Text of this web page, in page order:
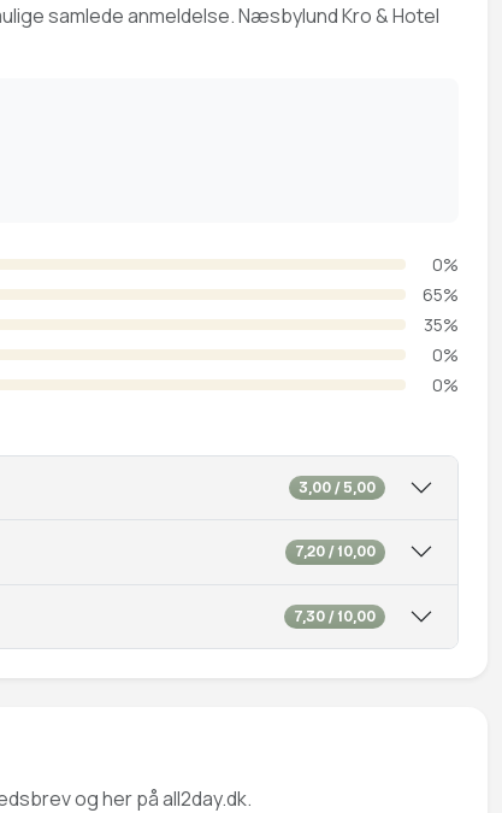
samlede anmeldelse. Næsbylund Kro & Hotel
0%
65%
35%
0%
0%
3,00 / 5,00
7,20 / 10,00
7,30 / 10,00
og her på all2day.dk.